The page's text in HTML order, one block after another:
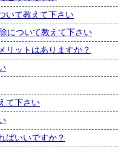
いて教えて下さい
について教えて下さい
リットはありますか？
て下さい
ばいいですか？